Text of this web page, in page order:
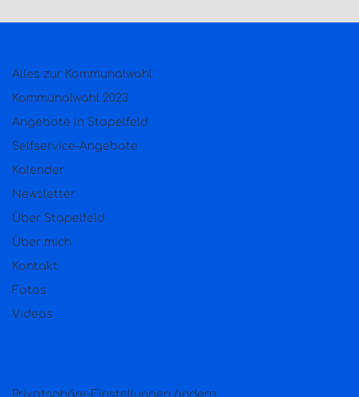
Alles zur Kommunalwahl
Kommunalwahl 2023
Angebote in Stapelfeld
Selfservice-Angebote
Kalender
Newsletter
Über Stapelfeld
Über mich
Kontakt
Fotos
Videos
Privatsphäre-Einstellungen ändern